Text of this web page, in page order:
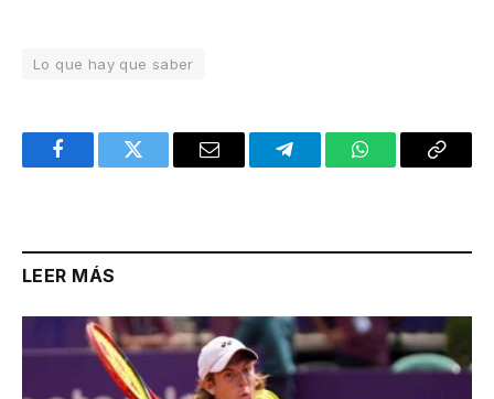
Lo que hay que saber
FacebookTwitter Email TelegramWhatsAppCopy
LEER MÁS